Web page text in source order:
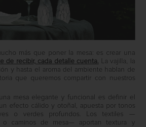
más que poner la mesa: es crear una
de recibir, cada detalle cuenta. La vajilla, la
y hasta el aroma del ambiente hablan de
que queremos compartir con nuestros
mesa elegante y funcional es definir el
efecto cálido y otoñal, apuesta por tonos
o verdes profundos. Los textiles —
o caminos de mesa— aportan textura y